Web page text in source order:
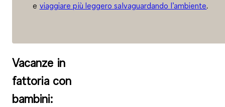
e viaggiare più leggero salvaguardando l’ambiente.
Vacanze in
fattoria con
bambini: